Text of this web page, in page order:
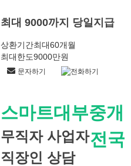
최대 9000까지 당일지급
상환기간최대60개월
최대한도9000만원
문자하기 전화하기
스마트대부중개
전국
무직자 사업자
직장인 상담